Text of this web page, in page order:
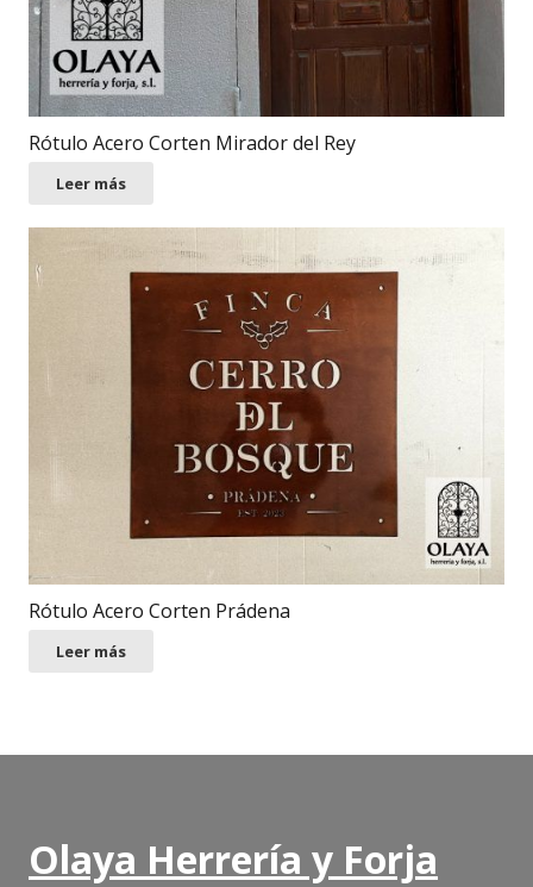
Rótulo Acero Corten Mirador del Rey
Leer más
Rótulo Acero Corten Prádena
Leer más
Olaya Herrería y Forja